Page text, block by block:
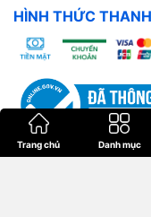
HÌNH THỨC
Trang chủ Danh mục